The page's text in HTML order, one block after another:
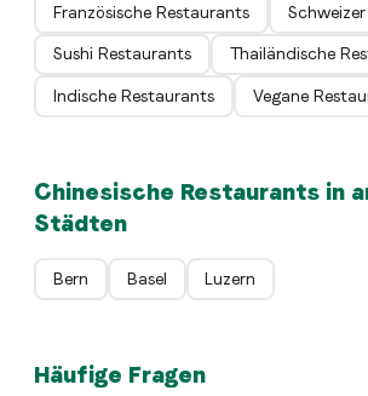
Französische Restaurants
Sushi Restaurants Thailändische
Indische Restaurants Vegane
Chinesische Restaurants in
Städten
Bern Basel Luzern
Häufige Fragen